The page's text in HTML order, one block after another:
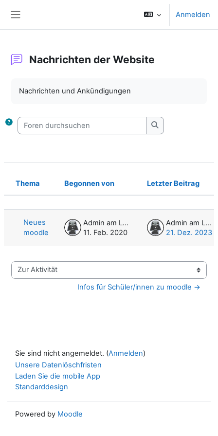
Anmelden
Nachrichten der Website
Nachrichten und Ankündigungen
Foren durchsuchen
Foren
Status
Thema Begonnen von Letzter Beitrag
Neues
moodle
Admin am Leo
11. Feb. 2020
Admin am Leo
21. Dez. 2023
Zur Aktivität
Infos für Schüler/innen zu moodle →
Sie sind nicht angemeldet. (Anmelden)
Unsere Datenlöschfristen
Laden Sie die mobile App
Standarddesign
Powered by Moodle